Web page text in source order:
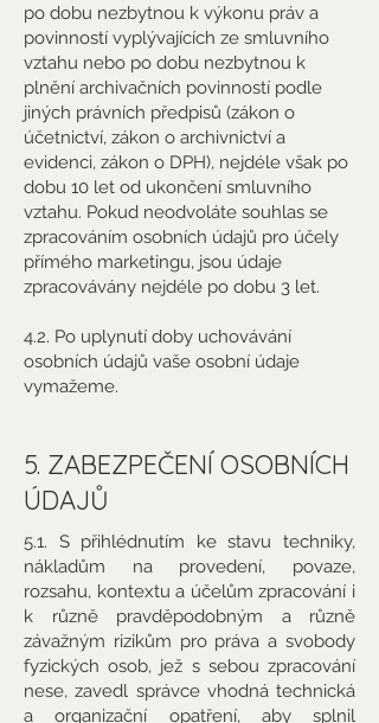
po dobu nezbytnou k výkonu práv a
povinností vyplývajících ze smluvního
vztahu nebo po dobu nezbytnou k
plnění archivačních povinností podle
jiných právních předpisů (zákon o
účetnictví, zákon o archivnictví a
evidenci, zákon o DPH), nejdéle však po
dobu 10 let od ukončení smluvního
vztahu. Pokud neodvoláte souhlas se
zpracováním osobních údajů pro účely
přímého marketingu, jsou údaje
zpracovávány nejdéle po dobu 3 let.
4.2. Po uplynutí doby uchovávání
osobních údajů vaše osobní údaje
vymažeme.
5. ZABEZPEČENÍ OSOBNÍCH
ÚDAJŮ
5.1. S přihlédnutím ke stavu techniky,
nákladům na provedení, povaze,
rozsahu, kontextu a účelům zpracování i
k různě pravděpodobným a různě
závažným rizikům pro práva a svobody
fyzických osob, jež s sebou zpracování
nese, zavedl správce vhodná technická
a organizační opatření, aby splnil